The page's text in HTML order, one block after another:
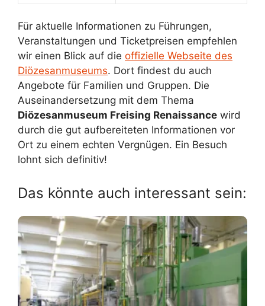
Für aktuelle Informationen zu Führungen,
Veranstaltungen und Ticketpreisen empfehlen
wir einen Blick auf die offizielle Webseite des
Diözesanmuseums. Dort findest du auch
Angebote für Familien und Gruppen. Die
Auseinandersetzung mit dem Thema
Diözesanmuseum Freising Renaissance wird
durch die gut aufbereiteten Informationen vor
Ort zu einem echten Vergnügen. Ein Besuch
lohnt sich definitiv!
Das könnte auch interessant sein: